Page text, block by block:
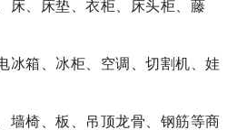
床、床垫、衣柜、床头柜、藤
冰箱、冰柜、空调、切割机、娃
墙椅、板、吊顶龙骨、钢筋等商